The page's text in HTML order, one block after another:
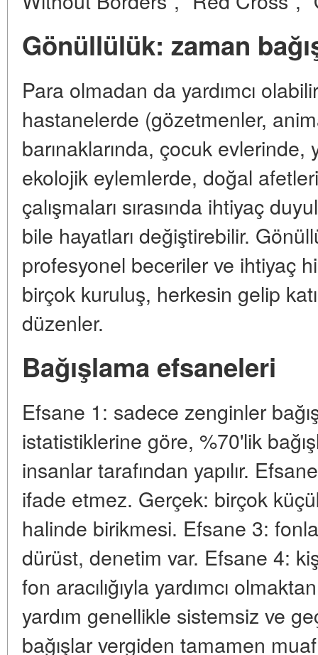
Gönüllülük: zaman
Para olmadan da yardımcı
hastanelerde (gözetmenler,
barınaklarında, çocuk evlerinde,
ekolojik eylemlerde, doğal
çalışmaları sırasında ihtiyaç
bile hayatları değiştirebilir.
profesyonel beceriler ve ihtiyaç
birçok kuruluş, herkesin gelip
düzenler.
Bağışlama efsaneleri
Efsane 1: sadece zenginler
istatistiklerine göre, %70'lik
insanlar tarafından yapılır.
ifade etmez. Gerçek: birçok
halinde birikmesi. Efsane 3:
dürüst, denetim var. Efsane 4:
fon aracılığıyla yardımcı
yardım genellikle sistemsiz ve
bağışlar vergiden tamamen